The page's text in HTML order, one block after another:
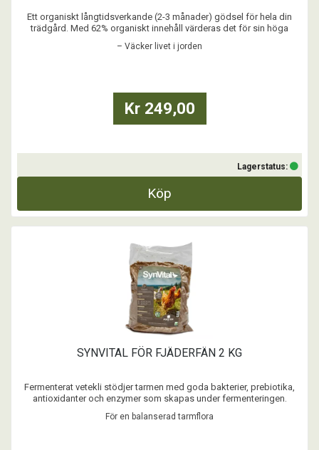
Ett organiskt långtidsverkande (2-3 månader) gödsel för hela din
trädgård. Med 62% organiskt innehåll värderas det för sin höga
grönsakslandet, under buskar och träd, på gräsmattan och i
– Väcker livet i jorden
Kr 249,00
Lagerstatus:
Köp
SYNVITAL FÖR FJÄDERFÄN 2 KG
Fermenterat vetekli stödjer tarmen med goda bakterier, prebiotika,
antioxidanter och enzymer som skapas under fermenteringen.
immunförsvaret hos fjäderfän.
För en balanserad tarmflora